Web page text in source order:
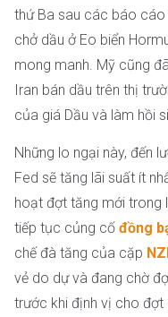
thứ Ba sau các báo
chở dầu ở Eo biển
mong manh. Mỹ cũng
Iran bán dầu trên thị
của giá Dầu và làm hồi
Những lo ngại này, đến
Fed sẽ tăng lãi suất ít
hoạt đợt tăng mới trong
tiếp tục củng cố đồng
chế đà tăng của cặp
vẻ do dự và đang chờ
trước khi định vị cho đợt